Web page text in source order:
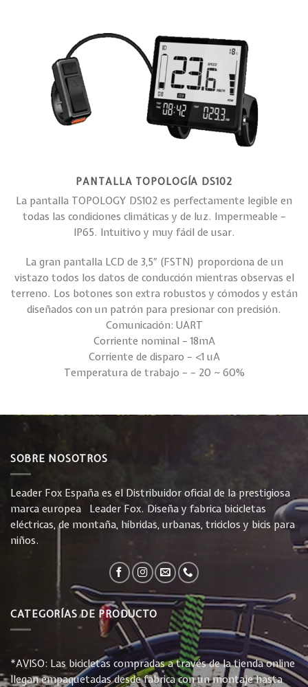
PANTALLA TOPOLOGÍA DS102
La pantalla TOPOLOGY DS102 es perfectamente legible en
todas las condiciones climáticas y de luz. Impermeable –
IP65. Intuitivo y muy fácil de usar.
La gran pantalla LCD de 3,5″ (FSTN) proporciona de un
vistazo todos los datos de conducción mientras observas el
terreno. Los botones son extra robustos y cómodos y están
diseñados con un patrón para presionar con precisión.
Comunicación: UART
Corriente nominal – 18mA
Corriente de disparo – <1 uA
Temperatura de trabajo – – 20 ~ 60%
SOBRE NOSOTROS
Leader Fox España es el Distribuidor oficial de la prestigiosa
marca europea Leader Fox. Diseña y fabrica bicicletas
eléctricas, de montaña, híbridas, urbanas, triciclos y bicis para
niños.
CATEGORÍAS DE PRODUCTO
*AVISO: Las bicicletas compradas a través de la tienda online
llegan empaquetadas desde fabrica con un montaje hasta